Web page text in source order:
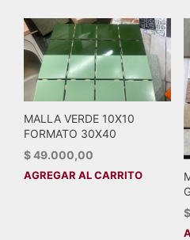
MALLA VERDE 10X10
FORMATO 30X40
$49.000,00
AGREGAR AL CARRITO
$